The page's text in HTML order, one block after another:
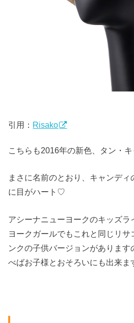
引用： Risako
こちらも2016年の新色、タン・キ
まさに名前のとおり、キャンディ
に目がハート♡
アシーナニューヨークのキッズラ
ヨークガールでもこれと同じリ
ンクの子供バージョンがあります
べばお子様とおそろいにも出来ま